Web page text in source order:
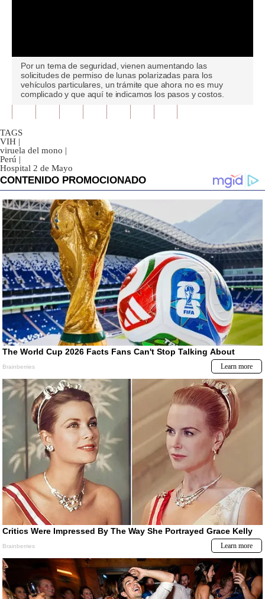
seconds
seconds
Por un tema de seguridad, vienen aumentando las
solicitudes de permiso de lunas polarizadas para los
vehículos particulares, un trámite que ahora no es muy
complicado y que aquí te indicamos los pasos y costos.
TAGS
VIH |
viruela del mono |
Perú |
Hospital 2 de Mayo